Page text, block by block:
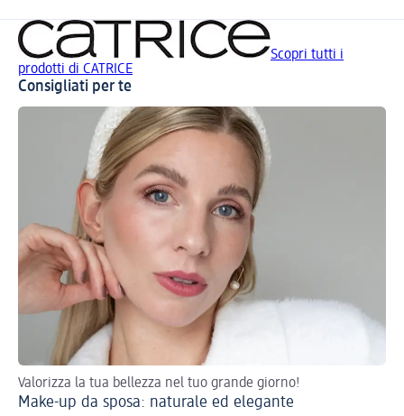
Scopri tutti i
prodotti di CATRICE
Consigliati per te
Valorizza la tua bellezza nel tuo grande giorno!
Make-up da sposa: naturale ed elegante